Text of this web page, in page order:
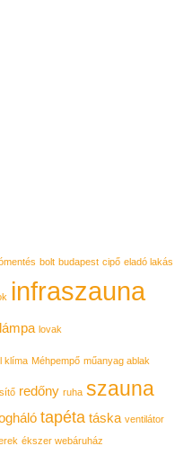
bolt budapest cipő eladó lakás
infraszauna
lovak
klíma Méhpempő műanyag ablak
redőny ruha szauna
tapéta táska ventilátor
ékszer webáruház